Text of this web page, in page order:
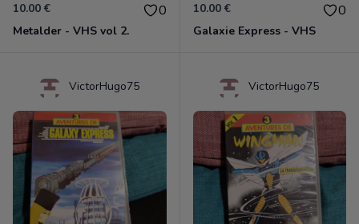
10.00 € 0
Metalder - VHS vol 2.
10.00 € 0
Galaxie Express - VHS
VictorHugo75 VictorHugo75